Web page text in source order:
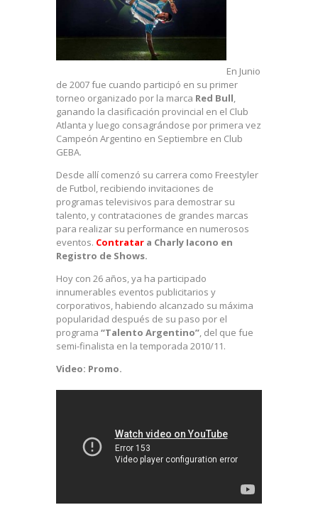
En Junio
de 2007 fue cuando participó en su primer
torneo organizado por la marca Red Bull,
ganando la clasificación provincial en el Club
Atlanta y luego consagrándose por primera vez
Campeón Argentino en Septiembre en Club
GEBA.
Desde allí comenzó su carrera como Freestyler
de Futbol, recibiendo invitaciones de
programas televisivos para demostrar su
talento, y contrataciones de grandes marcas
para realizar su performance en numerosos
eventos. Contratar a Charly Iacono en
Registro de Shows.
Hoy con 26 años, ya ha participado
innumerables eventos publicitarios y
corporativos, habiendo alcanzado su máxima
popularidad después de su paso por el
programa “Talento Argentino”, del que fue
semi-finalista en la temporada 2010/11.
Video: Promo.